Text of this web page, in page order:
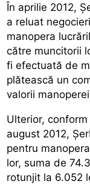
În aprilie 2012,
a reluat
manopera
către muncitorii
fi efectuată de
plătească un
valorii
Ulterior,
august 2012,
pentru
lor, suma de
rotunjit la 6.052